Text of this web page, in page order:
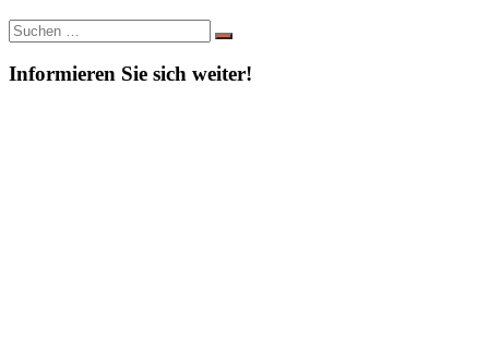
Suche
nach:
Suchen
Informieren Sie sich weiter!